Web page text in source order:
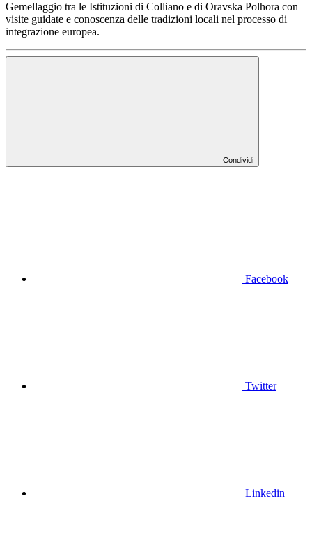
Gemellaggio tra le Istituzioni di Colliano e di Oravska Polhora con
visite guidate e conoscenza delle tradizioni locali nel processo di
integrazione europea.
Condividi
Facebook
Twitter
Linkedin